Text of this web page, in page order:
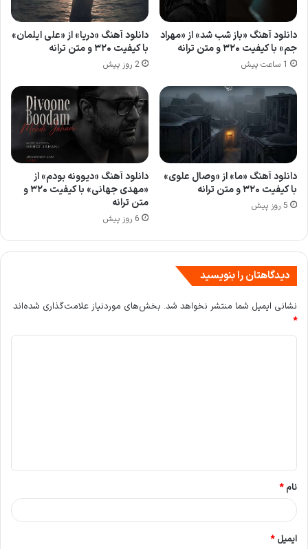
دانلود آهنگ «باز شب شد» از «مهراد
جم» با کیفیت ۳۲۰ و متن ترانه
1 ساعت پیش
دانلود آهنگ «دریا» از «علی ایلمان»
با کیفیت ۳۲۰ و متن ترانه
2 روز پیش
دانلود آهنگ «ما» از «وصال علوی»
با کیفیت ۳۲۰ و متن ترانه
5 روز پیش
دانلود آهنگ «دیوونه بودم» از
«مهدی جهانی» با کیفیت ۳۲۰ و
متن ترانه
6 روز پیش
دیدگاهتان را بنویسید
نشانی ایمیل شما منتشر نخواهد شد. بخش‌های موردنیاز علامت‌گذاری شده‌اند
*
*
نام*
ایمیل*